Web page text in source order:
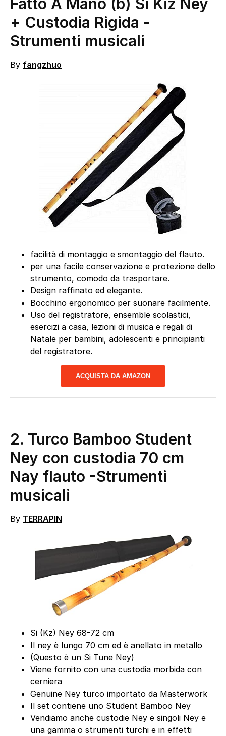
+ Custodia Rigida -
Strumenti musicali
By fangzhuo
facilità di montaggio e smontaggio del flauto.
per una facile conservazione e protezione dello
strumento, comodo da trasportare.
Design raffinato ed elegante.
Bocchino ergonomico per suonare facilmente.
Uso del registratore, ensemble scolastici,
esercizi a casa, lezioni di musica e regali di
Natale per bambini, adolescenti e principianti
del registratore.
ACQUISTA DA AMAZON
2. Turco Bamboo Student
Ney con custodia 70 cm
Nay flauto -Strumenti
musicali
By TERRAPIN
Si (Kz) Ney 68-72 cm
Il ney è lungo 70 cm ed è anellato in metallo
(Questo è un Si Tune Ney)
Viene fornito con una custodia morbida con
cerniera
Genuine Ney turco importato da Masterwork
Il set contiene uno Student Bamboo Ney
Vendiamo anche custodie Ney e singoli Ney e
una gamma o strumenti turchi e in effetti